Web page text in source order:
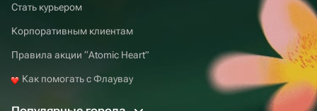
Стать курьером
Корпоративным клиентам
Правила акции “Atomic Heart”
Как помогать с Флаувау